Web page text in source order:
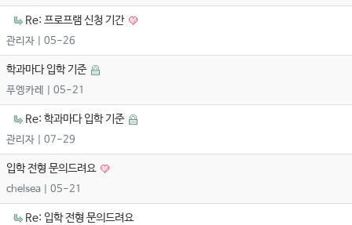
Re: 프로프램 신청 기간
관리자 | 05-26
학과마다 입학 기준
푸엥카레 | 05-21
Re: 학과마다 입학 기준
관리자 | 07-29
입학 전형 문의드려요
chelsea | 05-21
Re: 입학 전형 문의드려요